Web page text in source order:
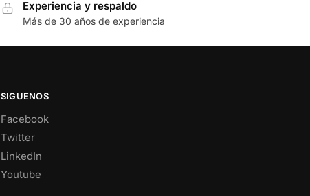
Experiencia y respaldo
Más de 30 años de experiencia
SIGUENOS
Facebook
Twitter
LinkedIn
Youtube